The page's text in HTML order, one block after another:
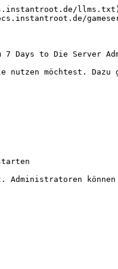
llms.txt).
Days to Die Server
nutzen möchtest.